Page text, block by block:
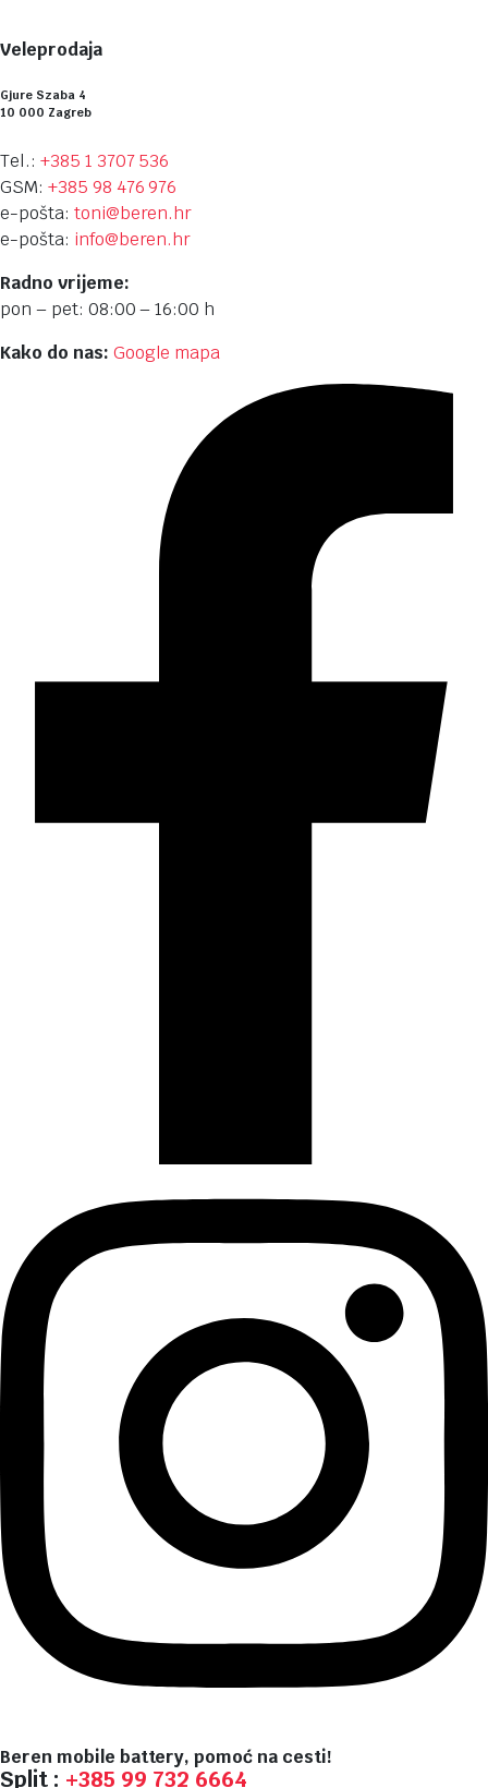
Veleprodaja
Gjure Szaba 4
10 000 Zagreb
Tel.: +385 1 3707 536
GSM: +385 98 476 976
e-pošta: toni@beren.hr
e-pošta: info@beren.hr
Radno vrijeme:
pon – pet: 08:00 – 16:00 h
Kako do nas: Google mapa
Beren mobile battery, pomoć na cesti!
Split : +385 99 732 6664